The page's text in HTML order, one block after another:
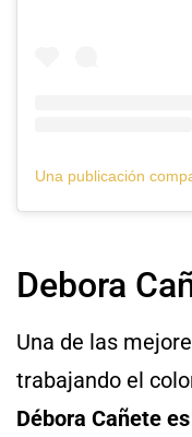
Debora
Una de las
trabajando el
Débora Cañete